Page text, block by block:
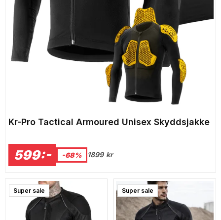
Kr-Pro Tactical Armoured Unisex Skyddsjakke
599:- -68% 1899 kr
Super sale Super sale